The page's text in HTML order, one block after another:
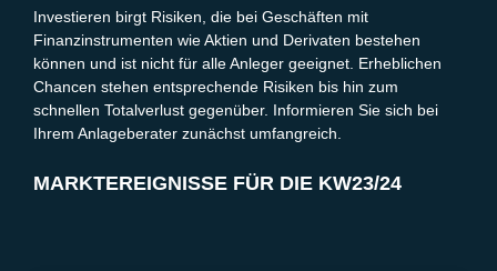
Investieren birgt Risiken, die bei Geschäften mit
Finanzinstrumenten wie Aktien und Derivaten bestehen
können und ist nicht für alle Anleger geeignet. Erheblichen
Chancen stehen entsprechende Risiken bis hin zum
schnellen Totalverlust gegenüber. Informieren Sie sich bei
Ihrem Anlageberater zunächst umfangreich.
MARKTEREIGNISSE FÜR DIE KW23/24